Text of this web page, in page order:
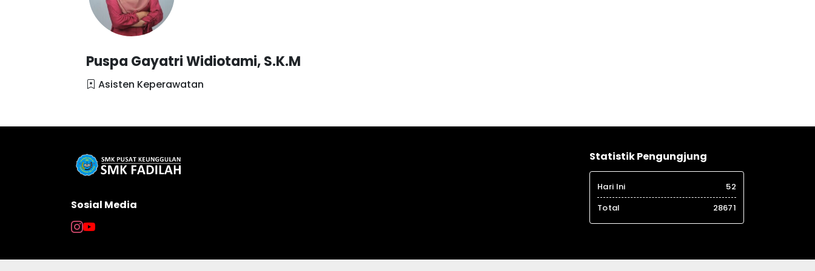
Puspa Gayatri Widiotami, S.K.M
Asisten Keperawatan
Sosial Media
Statistik Pengungjung
Hari Ini
52
Total
28671